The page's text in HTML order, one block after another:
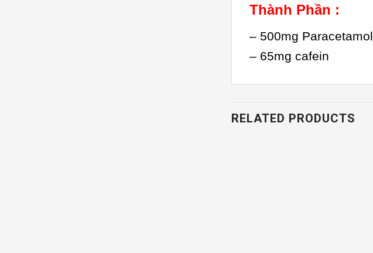
Thành Phần :
– 500mg Paracetamol
– 65mg cafein
RELATED PRODUCTS